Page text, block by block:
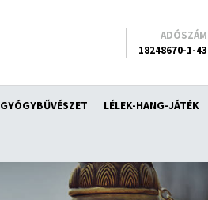
GYÓGYBŰVÉSZET LÉLEK-HANG-JÁTÉK
ADÓSZÁM
18248670-1-43